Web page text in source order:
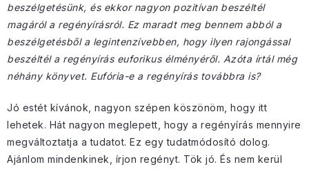
beszélgetésünk, és ekkor nagyon pozitívan beszéltél
magáról a regényírásról. Ez maradt meg bennem abból a
beszélgetésből a legintenzívebben, hogy ilyen rajongással
beszéltél a regényírás euforikus élményéről. Azóta írtál még
néhány könyvet. Eufória-e a regényírás továbbra is?
Jó estét kívánok, nagyon szépen köszönöm, hogy itt
lehetek. Hát nagyon meglepett, hogy a regényírás mennyire
megváltoztatja a tudatot. Ez egy tudatmódosító dolog.
Ajánlom mindenkinek, írjon regényt. Tök jó. És nem kerül